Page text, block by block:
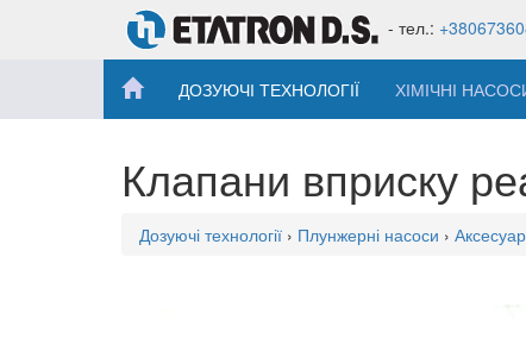
- тел.:
ДОЗУЮЧІ ТЕХНОЛОГІЇ ХІМІЧНІ
Клапани вприску
Дозуючі технології › Плунжерні насоси ›